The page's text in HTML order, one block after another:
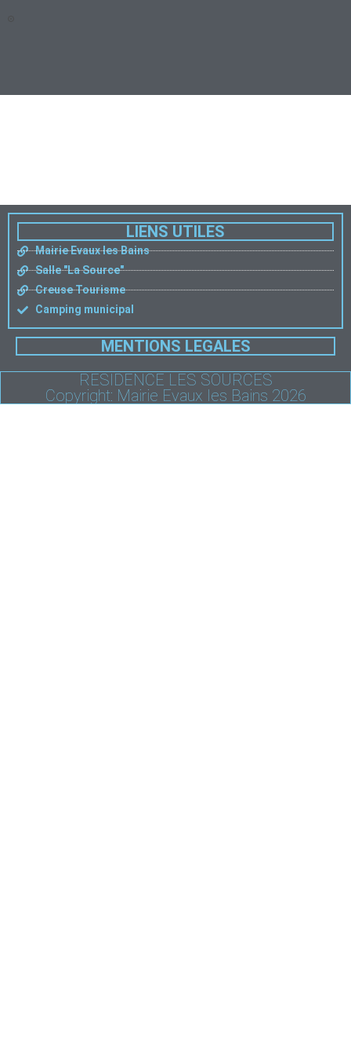
MENTIONS LEGALES
LIENS UTILES
Mairie Evaux les Bains
Salle "La Source"
Creuse Tourisme
Camping municipal
RESIDENCE LES SOURCES
Copyright: Mairie Evaux les Bains 2026